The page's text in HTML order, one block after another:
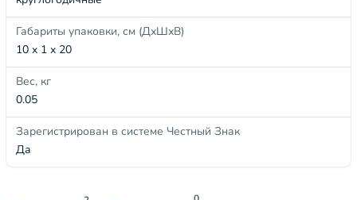
Габариты упаковки, см (ДхШхВ)
10 x 1 x 20
Вес, кг
0.05
Зарегистрирован в системе Честный Знак
Да